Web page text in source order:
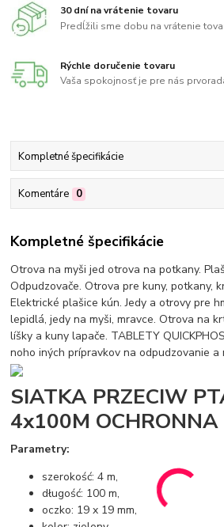
30 dní na vrátenie tovaru
Predĺžili sme dobu na vrátenie
Rýchle doručenie tovaru
Vaša spokojnosť je pre nás
Kompletné špecifikácie
Komentáre 0
Kompletné špecifikácie
Otrova na myši jed otrova na potkany.
Odpudzovače. Otrova pre kuny, potkany,
Elektrické plašice kún. Jedy a otrovy pre
lepidlá, jedy na myši, mravce. Otrova na
líšky a kuny lapače. TABLETY
noho iných prípravkov na odpudzovanie a
SIATKA PRZECIW
4x100M OCHRONNA
Parametry:
szerokość: 4 m,
długość: 100 m,
oczko: 19 x 19 mm,